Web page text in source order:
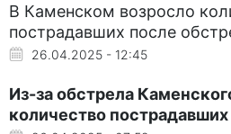
В Каменском возросло
пострадавших после
26.04.2025 - 12:45
Из-за обстрела
количество